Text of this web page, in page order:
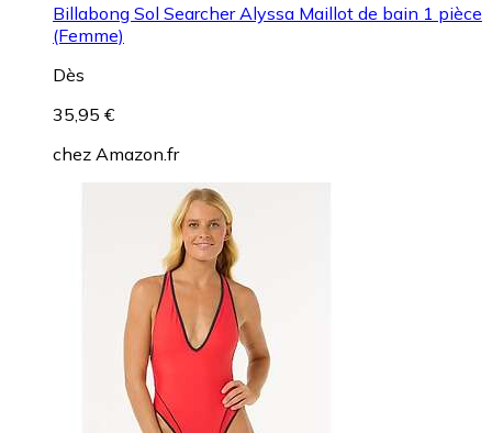
Billabong Sol Searcher Alyssa Maillot de bain 1 pièce
(Femme)
Dès
35,95 €
chez Amazon.fr